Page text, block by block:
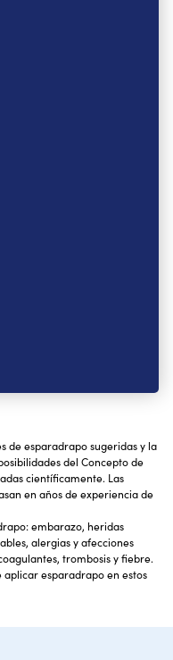
de esparadrapo sugeridas y la
del Concepto de
científicamente. Las
en años de experiencia de
embarazo, heridas
alergias y afecciones
trombosis y fiebre.
aplicar esparadrapo en estos